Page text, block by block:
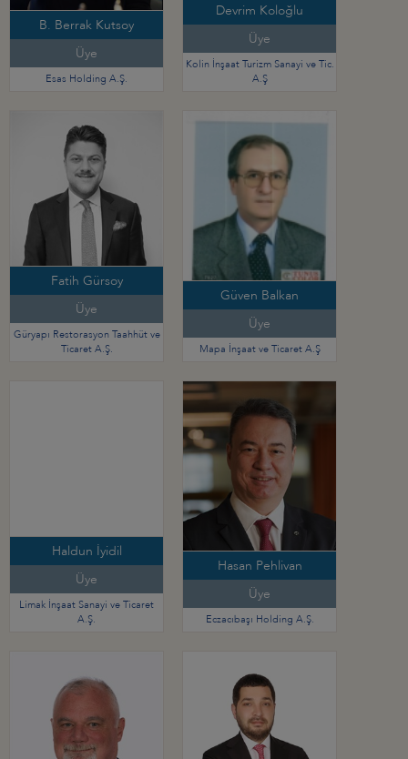
B. Berrak Kutsoy
Üye
Esas Holding A.Ş.
Devrim Koloğlu
Üye
Kolin İnşaat Turizm Sanayi ve Tic.
A.Ş
Fatih Gürsoy
Üye
Güryapı Restorasyon Taahhüt ve
Ticaret A.Ş.
Güven Balkan
Üye
Mapa İnşaat ve Ticaret A.Ş
Haldun İyidil
Üye
Limak İnşaat Sanayi ve Ticaret
A.Ş.
Hasan Pehlivan
Üye
Eczacıbaşı Holding A.Ş.